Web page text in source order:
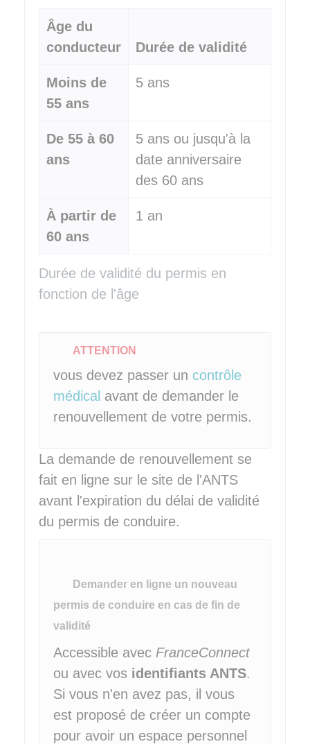
Durée de validité du permis en
fonction de l'âge
Âge du
conducteur
Durée de validité
Moins de
55 ans
5 ans
De 55 à 60
ans
5 ans ou jusqu'à la
date anniversaire
des 60 ans
À partir de
60 ans
1 an
ATTENTION
vous devez passer un contrôle
médical avant de demander le
renouvellement de votre permis.
La demande de renouvellement se
fait en ligne sur le site de l'ANTS
avant l'expiration du délai de validité
du permis de conduire.
Demander en ligne un nouveau
permis de conduire en cas de fin de
validité
Accessible avec FranceConnect
ou avec vos identifiants ANTS.
Si vous n'en avez pas, il vous
est proposé de créer un compte
pour avoir un espace personnel